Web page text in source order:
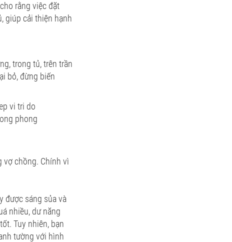
rằng việc đặt
giúp cải thiện hạnh
trong tủ, trên trần
bỏ, đừng biến
vợ chồng. Chính vì
được sáng sủa và
nhiều, dư năng
Tuy nhiên, bạn
tường với hình